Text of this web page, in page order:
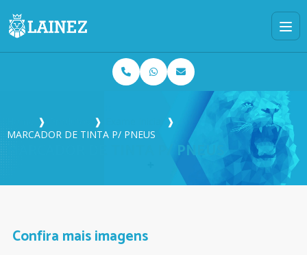
❱ ❱
❱
MARCADOR DE TINTA P/ PNEUS
MARCADOR DE TINTA P/ PNEUS
Confira mais imagens